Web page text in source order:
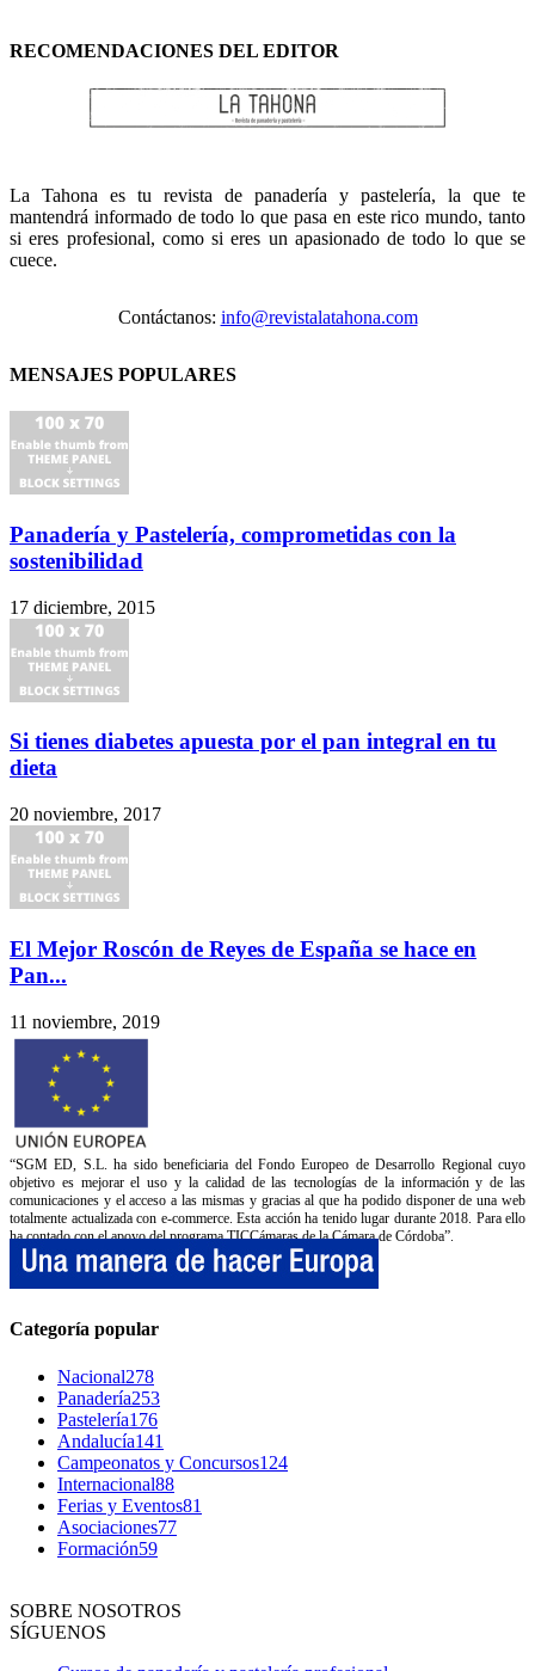
RECOMENDACIONES DEL EDITOR
La Tahona es tu revista de panadería y pastelería, la que te
mantendrá informado de todo lo que pasa en este rico mundo, tanto
si eres profesional, como si eres un apasionado de todo lo que se
cuece.
Contáctanos: info@revistalatahona.com
MENSAJES POPULARES
Panadería y Pastelería, comprometidas con la
sostenibilidad
17 diciembre, 2015
Si tienes diabetes apuesta por el pan integral en tu
dieta
20 noviembre, 2017
El Mejor Roscón de Reyes de España se hace en
Pan...
11 noviembre, 2019
“SGM ED, S.L. ha sido beneficiaria del Fondo Europeo de Desarrollo Regional cuyo
objetivo es mejorar el uso y la calidad de las tecnologías de la información y de las
comunicaciones y el acceso a las mismas y gracias al que ha podido disponer de una web
totalmente actualizada con e-commerce. Esta acción ha tenido lugar durante 2018. Para ello
ha contado con el apoyo del programa TICCámaras de la Cámara de Córdoba”.
Categoría popular
Nacional278
Panadería253
Pastelería176
Andalucía141
Campeonatos y Concursos124
Internacional88
Ferias y Eventos81
Asociaciones77
Formación59
SOBRE NOSOTROS
SÍGUENOS